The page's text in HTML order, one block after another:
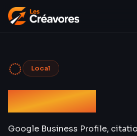
◌ Local
SEO Local
Google Business Profile,